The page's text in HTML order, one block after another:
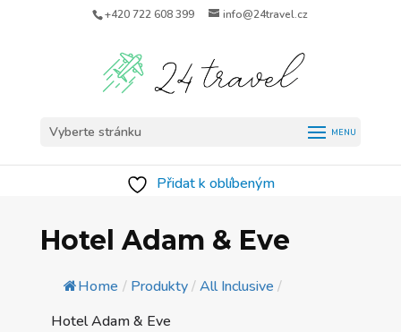
+420 722 608 399 info@24travel.cz
Vyberte stránku
Přidat k oblíbeným
Hotel Adam & Eve
Home / Produkty/All Inclusive /
Hotel Adam & Eve